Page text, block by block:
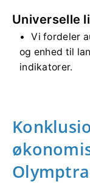
Universelle
Vi fordeler
og enhed til
indikatorer.